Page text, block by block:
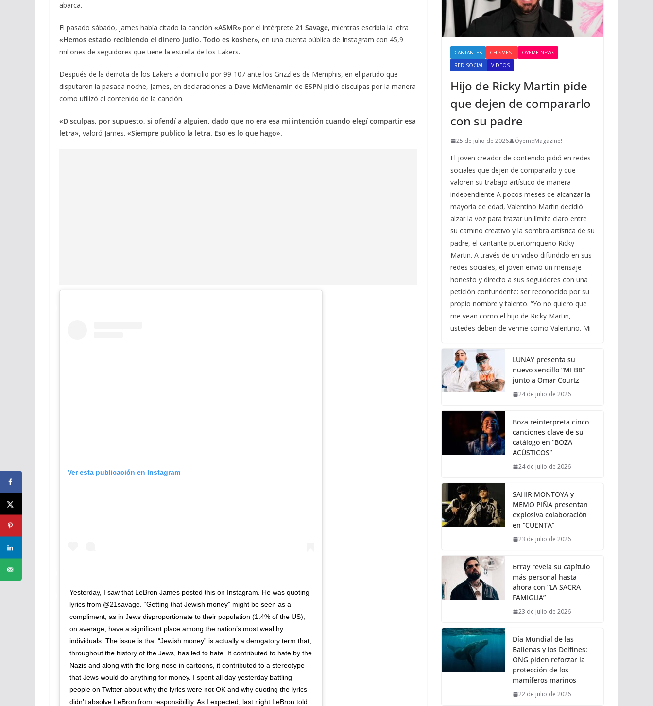
abarca.
El pasado sábado, James había citado la canción «ASMR» por el intérprete 21 Savage, mientras escribía la letra
«Hemos estado recibiendo el dinero judío. Todo es kosher», en una cuenta pública de Instagram con 45,9
millones de seguidores que tiene la estrella de los Lakers.
Después de la derrota de los Lakers a domicilio por 99-107 ante los Grizzlies de Memphis, en el partido que
disputaron la pasada noche, James, en declaraciones a Dave McMenamin de ESPN pidió disculpas por la manera
como utilizó el contenido de la canción.
«Disculpas, por supuesto, si ofendí a alguien, dado que no era esa mi intención cuando elegí compartir esa
letra», valoró James. «Siempre publico la letra. Eso es lo que hago».
Ver esta publicación en Instagram
Yesterday, I saw that LeBron James posted this on Instagram. He was quoting
lyrics from @21savage. “Getting that Jewish money” might be seen as a
compliment, as in Jews disproportionate to their population (1.4% of the US),
on average, have a significant place among the nation’s most wealthy
individuals. The issue is that “Jewish money” is actually a derogatory term that,
throughout the history of the Jews, has led to hate. It contributed to hate by the
Nazis and along with the long nose in cartoons, it contributed to a stereotype
that Jews would do anything for money. I spent all day yesterday battling
people on Twitter about why the lyrics were not OK and why quoting the lyrics
didn’t absolve LeBron from responsibility. As I expected, last night LeBron told
CANTANTES CHISMES+
OYEME NEWS
RED SOCIAL
VIDEOS
Hijo de Ricky Martin pide
que dejen de compararlo
con su padre
25 de julio de 2026 ÓyemeMagazine!
El joven creador de contenido pidió en redes
sociales que dejen de compararlo y que
valoren su trabajo artístico de manera
independiente A pocos meses de alcanzar la
mayoría de edad, Valentino Martin decidió
alzar la voz para trazar un límite claro entre
su camino creativo y la sombra artística de su
padre, el cantante puertorriqueño Ricky
Martin. A través de un video difundido en sus
redes sociales, el joven envió un mensaje
honesto y directo a sus seguidores con una
petición contundente: ser reconocido por su
propio nombre y talento. “Yo no quiero que
me vean como el hijo de Ricky Martin,
ustedes deben de verme como Valentino. Mi
LUNAY presenta su
nuevo sencillo “MI BB”
junto a Omar Courtz
24 de julio de 2026
Boza reinterpreta cinco
canciones clave de su
catálogo en “BOZA
ACÚSTICOS”
24 de julio de 2026
SAHIR MONTOYA y
MEMO PIÑA presentan
explosiva colaboración
en “CUENTA”
23 de julio de 2026
Brray revela su capítulo
más personal hasta
ahora con “LA SACRA
FAMIGLIA”
23 de julio de 2026
Día Mundial de las
Ballenas y los Delfines:
ONG piden reforzar la
protección de los
mamíferos marinos
22 de julio de 2026